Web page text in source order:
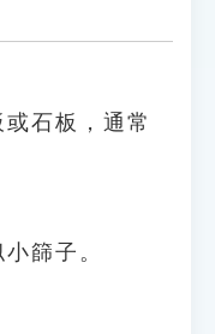
石板，通常
篩子。